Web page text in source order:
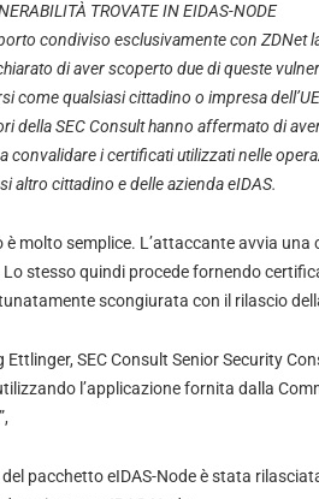
TROVATE IN EIDAS-NODE
condiviso esclusivamente con ZDNet
di aver scoperto due di queste
come qualsiasi cittadino o impresa
dellaSEC Consult hanno affermato di
convalidare i certificati utilizzati nelle
altro cittadino e delle azienda eIDAS.
è molto semplice. L’attaccante avvia
stesso quindi procede fornendo
scongiurata con il rilascio
Ettlinger, SEC Consult Senior Security
l’applicazione fornita dalla
pacchetto eIDAS-Node è stata